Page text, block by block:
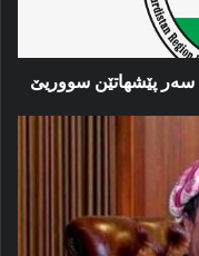
سه‌ر پێشهاتێن سووریێ